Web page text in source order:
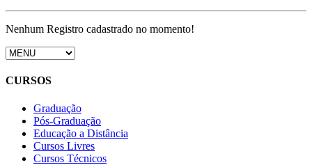
Nenhum Registro cadastrado no momento!
CURSOS
Graduação
Pós-Graduação
Educação a Distância
Cursos Livres
Cursos Técnicos